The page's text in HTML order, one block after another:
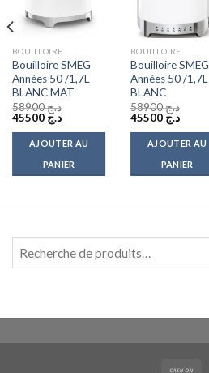
BOUILLOIRE
Bouilloire SMEG
Années 50 /1,7L
BLANC MAT
د.ج58900
Le
initial
était :
د.ج 58900.
د.ج 45500
Le
actuel
est :
AJOUTER AU
PANIER
BOUILLOIRE
Bouilloire SMEG
Années 50 /1,7L
BLANC
د.ج58900
Le
initial
était :
د.ج 58900.
د.ج 45500
Le
actuel
est :
AJOUTER AU
PANIER